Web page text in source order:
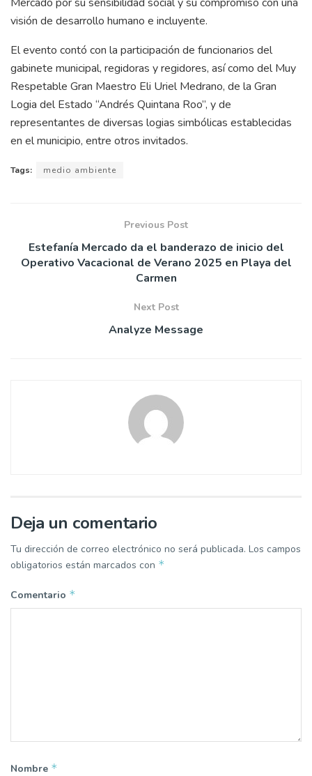
visión de desarrollo humano e incluyente.
El evento contó con la participación de funcionarios del
gabinete municipal, regidoras y regidores, así como del Muy
Respetable Gran Maestro Eli Uriel Medrano, de la Gran
Logia del Estado “Andrés Quintana Roo”, y de
representantes de diversas logias simbólicas establecidas
en el municipio, entre otros invitados.
Tags: medio ambiente
Previous Post
Estefanía Mercado da el banderazo de inicio del
Operativo Vacacional de Verano 2025 en Playa del
Carmen
Next Post
Analyze Message
Deja un comentario
Tu dirección de correo electrónico no será publicada. Los campos
obligatorios están marcados con *
Comentario *
Nombre *